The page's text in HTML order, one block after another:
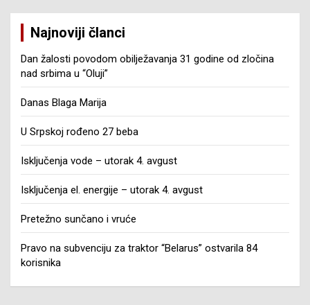
Najnoviji članci
Dan žalosti povodom obilježavanja 31 godine od zločina
nad srbima u “Oluji”
Danas Blaga Marija
U Srpskoj rođeno 27 beba
Isključenja vode – utorak 4. avgust
Isključenja el. energije – utorak 4. avgust
Pretežno sunčano i vruće
Pravo na subvenciju za traktor “Belarus” ostvarila 84
korisnika